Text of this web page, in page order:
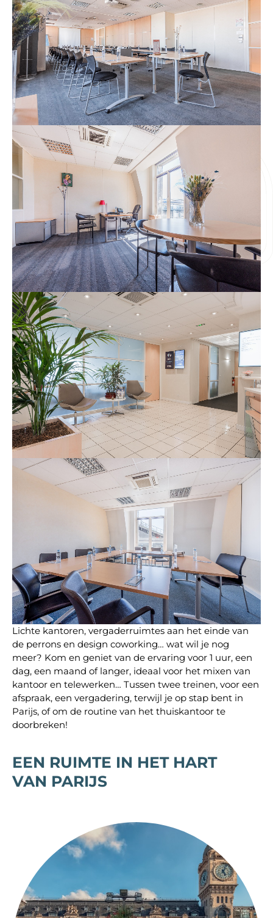
Lichte kantoren, vergaderruimtes aan het einde van
de perrons en design coworking… wat wil je nog
meer? Kom en geniet van de ervaring voor 1 uur, een
dag, een maand of langer, ideaal voor het mixen van
kantoor en telewerken… Tussen twee treinen, voor een
afspraak, een vergadering, terwijl je op stap bent in
Parijs, of om de routine van het thuiskantoor te
doorbreken!
EEN RUIMTE IN HET HART
VAN PARIJS